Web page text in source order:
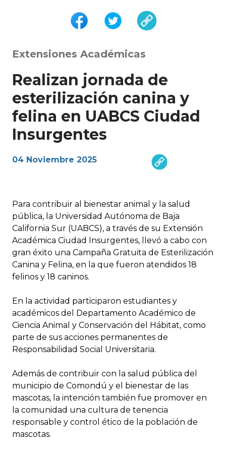
Extensiones Académicas
Realizan jornada de
esterilización canina y
felina en UABCS Ciudad
Insurgentes
04 Noviembre 2025
Para contribuir al bienestar animal y la salud
pública, la Universidad Autónoma de Baja
California Sur (UABCS), a través de su Extensión
Académica Ciudad Insurgentes, llevó a cabo con
gran éxito una Campaña Gratuita de Esterilización
Canina y Felina, en la que fueron atendidos 18
felinos y 18 caninos.
En la actividad participaron estudiantes y
académicos del Departamento Académico de
Ciencia Animal y Conservación del Hábitat, como
parte de sus acciones permanentes de
Responsabilidad Social Universitaria.
Además de contribuir con la salud pública del
municipio de Comondú y el bienestar de las
mascotas, la intención también fue promover en
la comunidad una cultura de tenencia
responsable y control ético de la población de
mascotas.